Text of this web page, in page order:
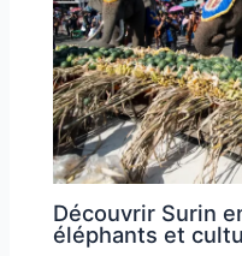
Découvrir Surin
éléphants et